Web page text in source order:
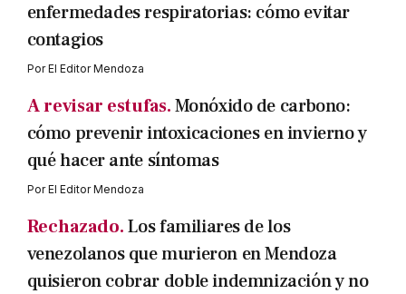
enfermedades respiratorias: cómo evitar
contagios
PorEl Editor Mendoza
A revisar estufas.Monóxido de carbono:
cómo prevenir intoxicaciones en invierno y
qué hacer ante síntomas
PorEl Editor Mendoza
Rechazado.Los familiares de los
venezolanos que murieron en Mendoza
quisieron cobrar doble indemnización y no